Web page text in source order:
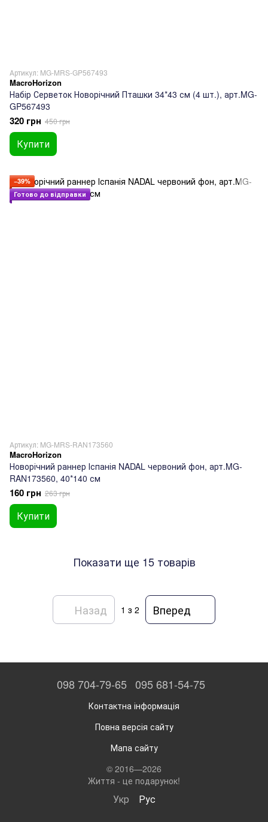
Артикул: MG-MRS-GP567493
MacroHorizon
Набір Серветок Новорічний Пташки 34*43 см (4 шт.), арт.MG-
GP567493
320 грн 450 грн
Купити
−39%
Готово до відправки
Артикул: MG-MRS-RAN173560
MacroHorizon
Новорічний раннер Іспанія NADAL червоний фон, арт.MG-
RAN173560, 40*140 см
160 грн 263 грн
Купити
Показати ще 15 товарів
Назад 1 з 2 Вперед
098 704-79-65 095 681-54-75
Контактна інформація
Повна версія сайту
Мапа сайту
© 2016—2026
Життя - це подарунок!
Укр Рус